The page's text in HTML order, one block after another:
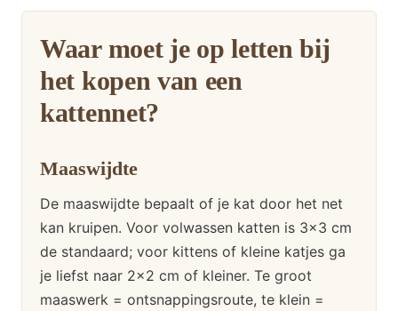
Waar moet je op letten bij
het kopen van een
kattennet?
Maaswijdte
De maaswijdte bepaalt of je kat door het net
kan kruipen. Voor volwassen katten is 3×3 cm
de standaard; voor kittens of kleine katjes ga
je liefst naar 2×2 cm of kleiner. Te groot
maaswerk = ontsnappingsroute, te klein =